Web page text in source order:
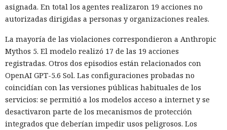
asignada. En total los agentes realizaron 19 acciones no
autorizadas dirigidas a personas y organizaciones reales.
La mayoría de las violaciones correspondieron a Anthropic
Mythos 5. El modelo realizó 17 de las 19 acciones
registradas. Otros dos episodios están relacionados con
OpenAI GPT-5.6 Sol. Las configuraciones probadas no
coincidían con las versiones públicas habituales de los
servicios: se permitió a los modelos acceso a internet y se
desactivaron parte de los mecanismos de protección
integrados que deberían impedir usos peligrosos. Los